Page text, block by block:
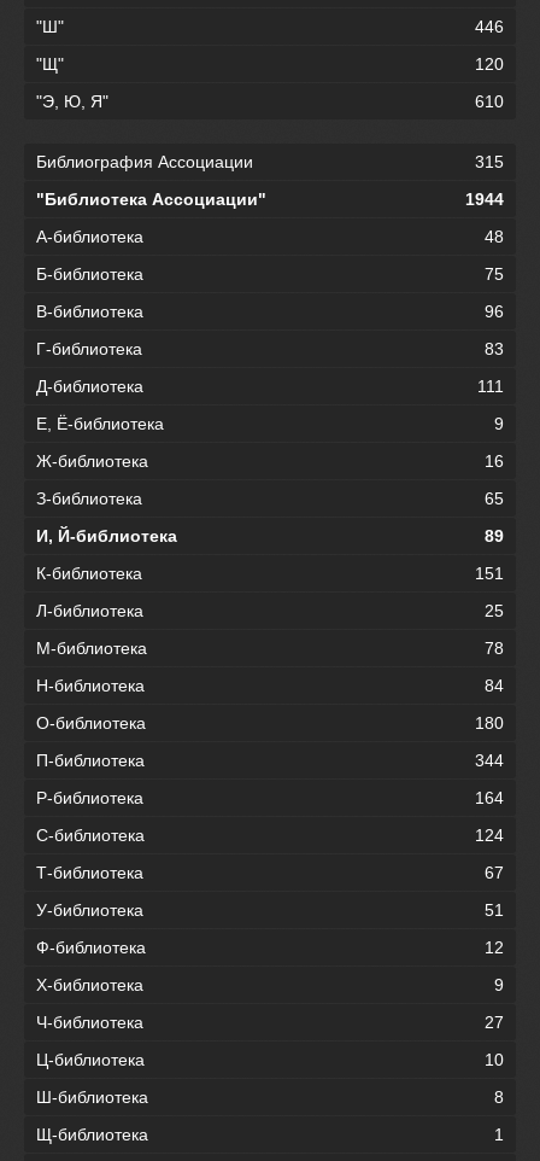
"Ш"
446
"Щ"
120
"Э, Ю, Я"
610
Библиография Ассоциации
315
"Библиотека Ассоциации"
1944
А-библиотека
48
Б-библиотека
75
В-библиотека
96
Г-библиотека
83
Д-библиотека
111
Е, Ё-библиотека
9
Ж-библиотека
16
З-библиотека
65
И, Й-библиотека
89
К-библиотека
151
Л-библиотека
25
М-библиотека
78
Н-библиотека
84
О-библиотека
180
П-библиотека
344
Р-библиотека
164
С-библиотека
124
Т-библиотека
67
У-библиотека
51
Ф-библиотека
12
Х-библиотека
9
Ч-библиотека
27
Ц-библиотека
10
Ш-библиотека
8
Щ-библиотека
1